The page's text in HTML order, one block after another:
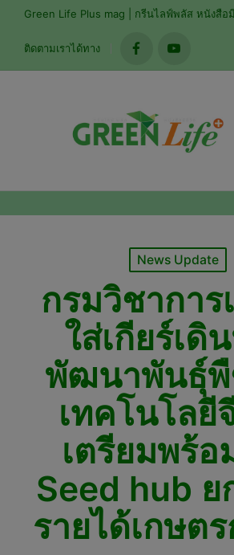
Green Life Plus mag | กรีนไลฟ์พลัส หนังสือ
ติดตามเราได้ทาง
facebookyoutube
Posted
News Update
กรมวิชาการ
ใส่เกียร์เดิ
พัฒนาพันธุ์
เทคโนโลยี
เตรียมพร้อ
Seed hub ย
รายได้เกษต
modal-